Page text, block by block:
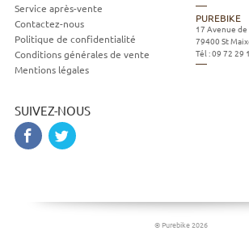
Service après-vente
Contactez-nous
Politique de confidentialité
Conditions générales de vente
Mentions légales
SUIVEZ-NOUS
PUREBIKE
17 Avenue de
79400 St
Tél :09 72 29
© Purebike 2026